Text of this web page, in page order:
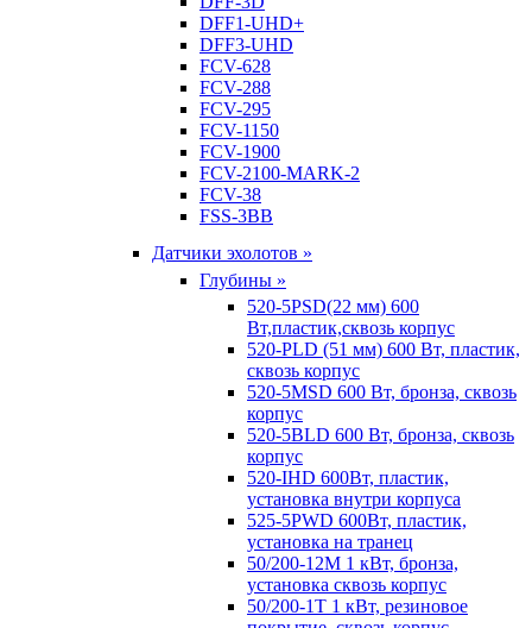
DFF1-UHD+
DFF3-UHD
FCV-628
FCV-288
FCV-295
FCV-1150
FCV-1900
FCV-2100-MARK-2
FCV-38
FSS-3BB
Датчики эхолотов »
Глубины »
520-5PSD(22 мм) 600
Вт,пластик,сквозь корпус
520-PLD (51 мм) 600 Вт, пластик,
сквозь корпус
520-5MSD 600 Вт, бронза, сквозь
корпус
520-5BLD 600 Вт, бронза, сквозь
корпус
520-IHD 600Вт, пластик,
установка внутри корпуса
525-5PWD 600Вт, пластик,
установка на транец
50/200-12M 1 кВт, бронза,
установка сквозь корпус
50/200-1T 1 кВт, резиновое